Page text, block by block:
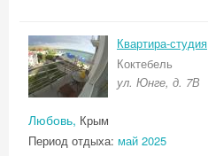
Квартира-студия
Коктебель
ул. Юнге, д. 7В
Любовь, Крым
Период отдыха: май 2025